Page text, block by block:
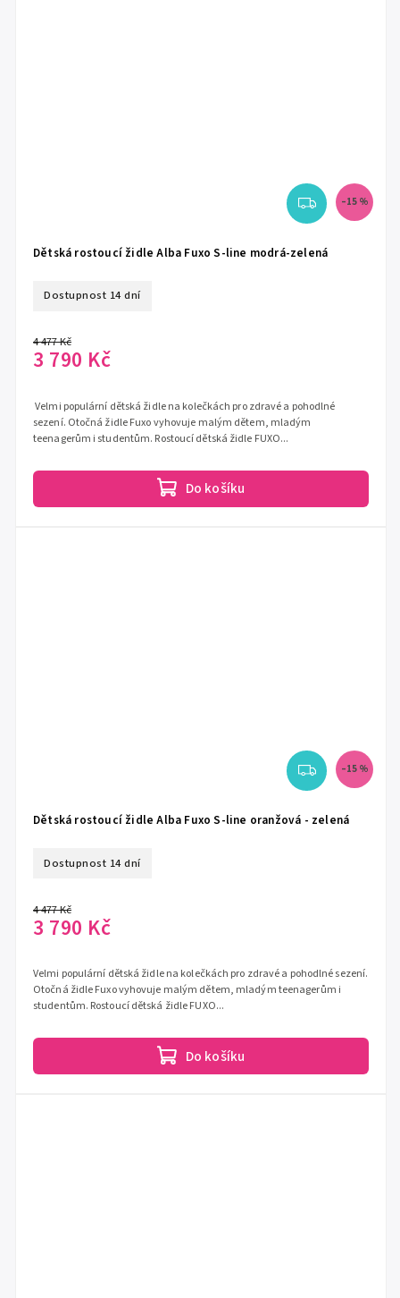
–15 %
Dětská rostoucí židle Alba Fuxo S-line modrá-zelená
Dostupnost 14 dní
4 477 Kč
3 790 Kč
Do košíku
Velmi populární dětská židle na kolečkách pro zdravé a pohodlné
sezení. Otočná židle Fuxo vyhovuje malým dětem, mladým
teenagerům i studentům. Rostoucí dětská židle FUXO...
–15 %
Dětská rostoucí židle Alba Fuxo S-line oranžová - zelená
Dostupnost 14 dní
4 477 Kč
3 790 Kč
Do košíku
Velmi populární dětská židle na kolečkách pro zdravé a pohodlné sezení.
Otočná židle Fuxo vyhovuje malým dětem, mladým teenagerům i
studentům. Rostoucí dětská židle FUXO...